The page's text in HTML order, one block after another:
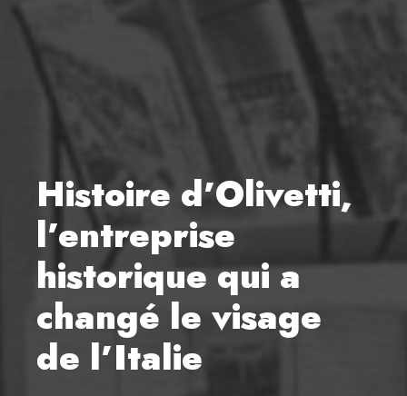
Histoire d’Olivetti,
l’entreprise
historique qui a
changé le visage
de l’Italie